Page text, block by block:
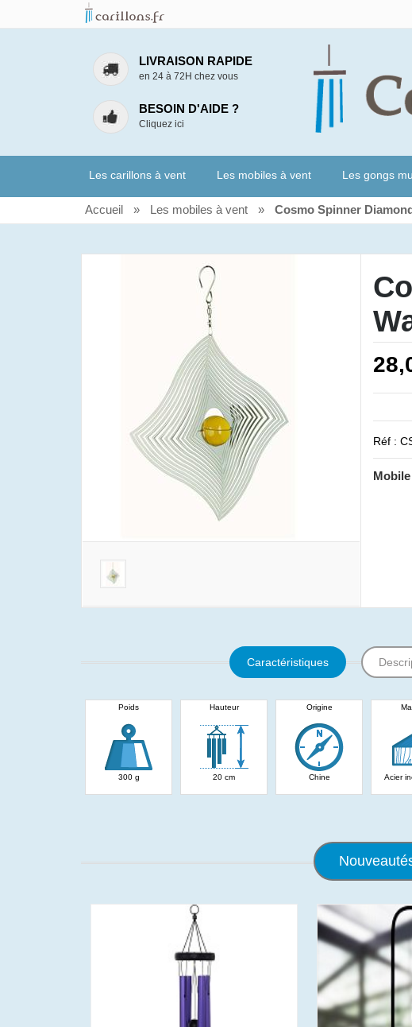
LIVRAISON RAPIDE
en 24 à 72H chez vous
BESOIN D'AIDE ?
Cliquez ici
Les carillons à vent Les mobiles à vent Les gongs
Accueil » Les mobiles à vent » Cosmo Spinner
Réf :
Caractéristiques
Poids
300 g
Hauteur
20 cm
Origine
Chine Acier